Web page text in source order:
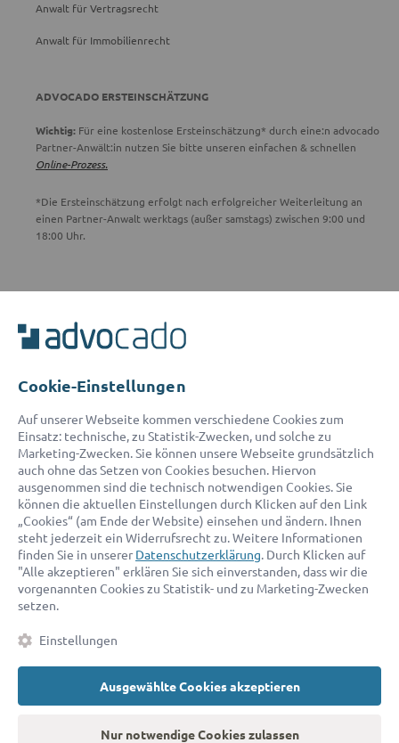
Anwalt für Vertragsrecht
Anwalt für Immobilienrecht
ADVOCADO ERSTEINSCHÄTZUNG
Wichtig: Für eine kostenlose Ersteinschätzung* durch eine:n advocado
Partner-Anwält:in nutzen Sie bitte unseren einfachen & schnellen
Online-Prozess.
*Die Ersteinschätzung erfolgt nach erfolgreicher Weiterleitung an
einen Partner-Anwalt werktags (außer samstags) zwischen 9:00 und
18:00 Uhr.
Unser Serviceteam ist von 8:00 bis 17:00 Uhr für Sie erreichbar.
E-Mail:
service@advocado.com
© 2026 advocado - einfach online den passenden Rechtsanwalt finden
Auszeichnungen:
KontaktDatenschutzImpressumFaktenAGB
CookiesBarrierefreiheitserklärung
Cookie-Einstellungen
Auf unserer Webseite kommen verschiedene Cookies zum
Einsatz: technische, zu Statistik-Zwecken, und solche zu
Marketing-Zwecken. Sie können unsere Webseite grundsätzlich
auch ohne das Setzen von Cookies besuchen. Hiervon
ausgenommen sind die technisch notwendigen Cookies. Sie
können die aktuellen Einstellungen durch Klicken auf den Link
„Cookies“ (am Ende der Website) einsehen und ändern. Ihnen
steht jederzeit ein Widerrufsrecht zu. Weitere Informationen
finden Sie in unserer Datenschutzerklärung. Durch Klicken auf
"Alle akzeptieren" erklären Sie sich einverstanden, dass wir die
vorgenannten Cookies zu Statistik- und zu Marketing-Zwecken
setzen.
Einstellungen
Ausgewählte Cookies akzeptieren
Nur notwendige Cookies zulassen